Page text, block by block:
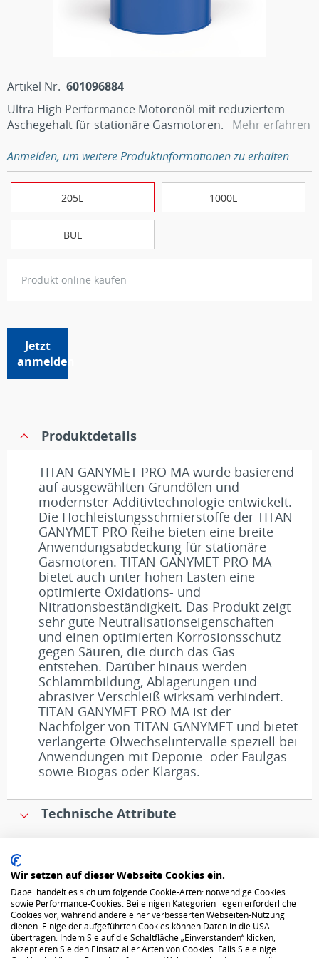
Artikel Nr. 601096884
Ultra High Performance Motorenöl mit reduziertem
Aschegehalt für stationäre Gasmotoren.
Mehr erfahren
Anmelden, um weitere Produktinformationen zu erhalten
205L 1000L
BUL
Produkt online kaufen
Jetzt
anmelden
Produktdetails
TITAN GANYMET PRO MA wurde basierend
auf ausgewählten Grundölen und
modernster Additivtechnologie entwickelt.
Die Hochleistungsschmierstoffe der TITAN
GANYMET PRO Reihe bieten eine breite
Anwendungsabdeckung für stationäre
Gasmotoren. TITAN GANYMET PRO MA
bietet auch unter hohen Lasten eine
optimierte Oxidations- und
Nitrationsbeständigkeit. Das Produkt zeigt
sehr gute Neutralisationseigenschaften
und einen optimierten Korrosionsschutz
gegen Säuren, die durch das Gas
entstehen. Darüber hinaus werden
Schlammbildung, Ablagerungen und
abrasiver Verschleiß wirksam verhindert.
TITAN GANYMET PRO MA ist der
Nachfolger von TITAN GANYMET und bietet
verlängerte Ölwechselintervalle speziell bei
Anwendungen mit Deponie- oder Faulgas
sowie Biogas oder Klärgas.
Technische Attribute
Datenschutz
AGB
Über uns
Wir setzen auf dieser Webseite Cookies ein.
Dabei handelt es sich um folgende Cookie-Arten: notwendige Cookies
sowie Performance-Cookies. Bei einigen Kategorien liegen erforderliche
Cookies vor, während andere einer verbesserten Webseiten-Nutzung
dienen. Einige der aufgeführten Cookies können Daten in die USA
übertragen. Indem Sie auf die Schaltfläche „Einverstanden“ klicken,
akzeptieren Sie den Einsatz aller Arten von Cookies. Falls Sie einige